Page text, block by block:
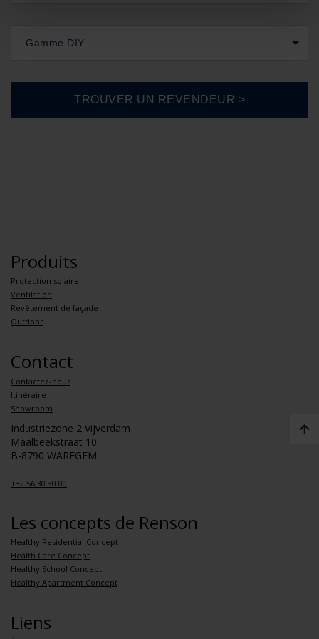
Gamme DIY
Produits
Protection solaire
Ventilation
Revêtement de façade
Outdoor
Contact
Contactez-nous
Itinéraire
Showroom
Industriezone 2 Vijverdam
Maalbeekstraat 10
B-8790 WAREGEM
+32 56 30 30 00
Les concepts de Renson
Healthy Residential Concept
Health Care Concept
Healthy School Concept
Healthy Apartment Concept
Liens